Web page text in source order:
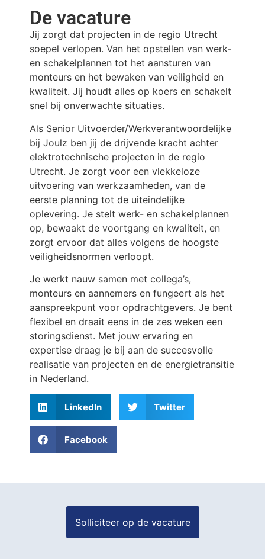
De vacature
Jij zorgt dat projecten in de regio Utrecht
soepel verlopen. Van het opstellen van werk-
en schakelplannen tot het aansturen van
monteurs en het bewaken van veiligheid en
kwaliteit. Jij houdt alles op koers en schakelt
snel bij onverwachte situaties.
Als Senior Uitvoerder/Werkverantwoordelijke
bij Joulz ben jij de drijvende kracht achter
elektrotechnische projecten in de regio
Utrecht. Je zorgt voor een vlekkeloze
uitvoering van werkzaamheden, van de
eerste planning tot de uiteindelijke
oplevering. Je stelt werk- en schakelplannen
op, bewaakt de voortgang en kwaliteit, en
zorgt ervoor dat alles volgens de hoogste
veiligheidsnormen verloopt.
Je werkt nauw samen met collega’s,
monteurs en aannemers en fungeert als het
aanspreekpunt voor opdrachtgevers. Je bent
flexibel en draait eens in de zes weken een
storingsdienst. Met jouw ervaring en
expertise draag je bij aan de succesvolle
realisatie van projecten en de energietransitie
in Nederland.
LinkedIn Twitter
Facebook